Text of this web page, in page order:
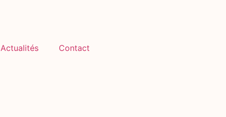
Actualités Contact